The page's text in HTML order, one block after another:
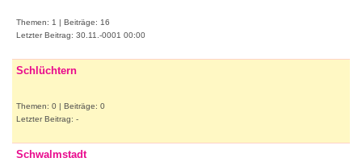
Themen: 1 | Beiträge: 16
Letzter Beitrag: 30.11.-0001 00:00
Schlüchtern
Themen: 0 | Beiträge: 0
Letzter Beitrag: -
Schwalmstadt